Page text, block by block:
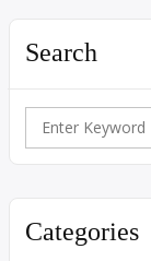
Search
Search
Categories